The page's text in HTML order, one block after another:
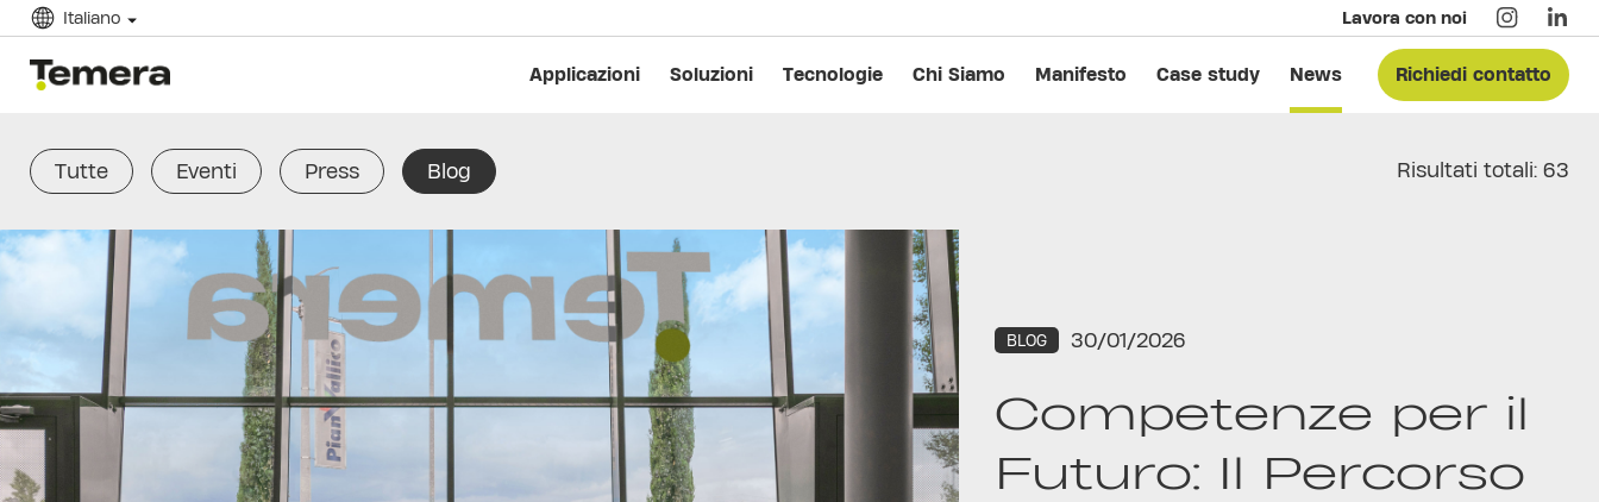
Italiano Lavora con noi
temera Applicazioni Soluzioni Tecnologie Chi Siamo Manifesto Case study News Richiedi contatto
Tutte Eventi Press Blog Risultati totali: 63
BLOG 30/01/2026
Competenze per il
Futuro: Il Percorso